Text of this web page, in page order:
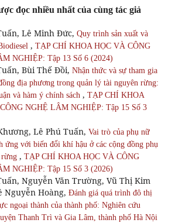
đọc nhiều nhất của cùng tác giả
Lê Minh Đức, Quy trình sản xuất và
, TẠP CHÍ KHOA HỌC VÀ CÔNG
NGHIỆP: Tập 13 Số 6 (2024)
Bùi Thế Đồi, Nhận thức và sự tham gia
địa phương trong quản lý tài nguyên rừng:
và hàm ý chính sách , TẠP CHÍ KHOA
NGHỆ LÂM NGHIỆP: Tập 15 Số 3
Lê Phú Tuấn, Vai trò của phụ nữ
ứng với biến đổi khí hậu ở các cộng đồng phụ
rừng , TẠP CHÍ KHOA HỌC VÀ CÔNG
NGHIỆP: Tập 15 Số 3 (2026)
Nguyễn Văn Trường, Vũ Thị Kim
Nguyễn Hoàng, Đánh giá quá trình đô thị
ngoại thành của thành phố: Nghiên cứu
Thanh Trì và Gia Lâm, thành phố Hà Nội